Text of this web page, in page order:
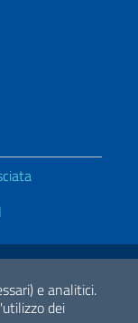
e analitici.
dei